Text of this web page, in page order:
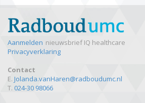
Aanmelden nieuwsbrief IQ healthcare
Privacyverklaring
Contact
E. Jolanda.vanHaren@radboudumc.nl
T. 024-30 98066